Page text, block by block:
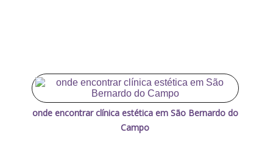
onde encontrar clínica estética em São Bernardo do
Campo